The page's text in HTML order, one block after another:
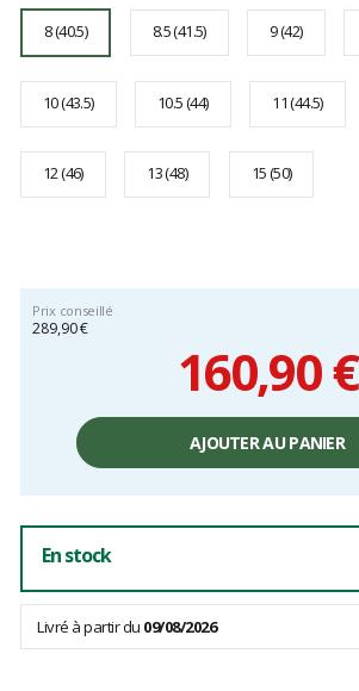
8 (40.5) 8.5 (41.5) 9 (42)
10 (43.5) 10.5 (44) 11 (44.5)
12 (46) 13 (48) 15 (50)
Prix conseillé
289,90 €
160,90 €
unitaire,
AJOUTER AU PANIER
En stock
Livré à partir du 09/08/2026